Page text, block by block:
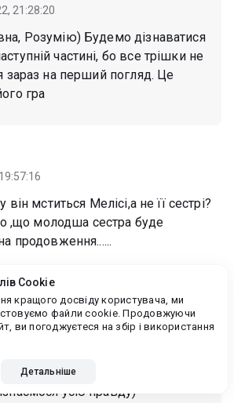
21:28:20
Розумію) Будемо дізнаватися
частині, бо все трішки не
зараз на перший погляд. Це
гра
мститься Мелісі,а не її сестрі?
,що молодша сестра буде
продовження......
21:26:58
він думав, що будучи в
зараз страждає Меліса, а
усю правду)
Cookie
кращого досвіду користувача, ми
файли cookie. Продовжуючи
ви погоджуєтеся на збір і використання
Детальніше